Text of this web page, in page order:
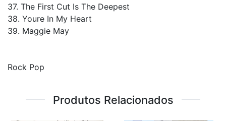
37. The First Cut Is The Deepest
38. Youre In My Heart
39. Maggie May
Rock Pop
Produtos Relacionados